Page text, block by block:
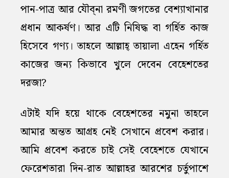
পান-পাত্র আর যৌব্না রমণী জগতের বেশ্যাখানার
প্রধান আকর্ষণ। আর এটি নিষিদ্ধ বা গর্হিত কাজ
হিসেবে গণ্য। তাহলে আল্লাহ্‌ তায়ালা এহেন গর্হিত
কাজের জন্য কিভাবে খুলে দেবেন বেহেশতের
দরজা?
এটাই যদি হয়ে থাকে বেহেশতের নমুনা তাহলে
আমার অন্তত আগ্রহ নেই সেখানে প্রবেশ করার।
আমি প্রবেশ করতে চাই সেই বেহেশতে যেখানে
ফেরেশতারা দিন-রাত আল্লাহর আরশের চর্তুপাশে